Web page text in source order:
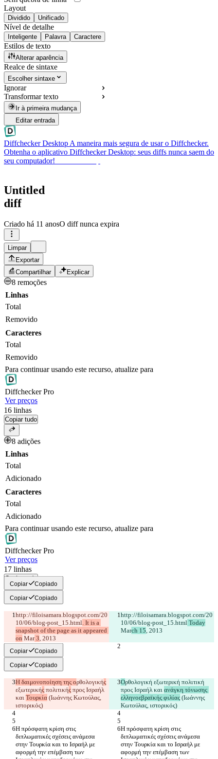
Layout
Dividido Unificado
Nível de detalhe
Inteligente Palavra Caractere
Estilos de texto
Alterar aparência
Realce de sintaxe
Escolher sintaxe
Ignorar
Transformar texto
Ir à primeira mudança
Editar entrada
Diffchecker DesktopA maneira mais segura de usar o Diffchecker.
Obtenha o aplicativo Diffchecker Desktop: seus diffs nunca saem do
seu computador!
Untitled
diff
Criado há 11 anosO diff nunca expira
Limpar
Exportar
Compartilhar
Explicar
8 remoções
Linhas
Total
Removido
Caracteres
Total
Removido
Para continuar usando este recurso, atualize para
DiffcheckerPro
Ver preços
16 linhas
Copiar tudo
8 adições
Linhas
Total
Adicionado
Caracteres
Total
Adicionado
Para continuar usando este recurso, atualize para
DiffcheckerPro
Ver preços
17 linhas
Copiar tudo
Copiar Copiado
Copiar Copiado
http://filoisamara.blogspot.com/20
10/06/blog-post_15.html. It is a
snapshot of the page as it appeared
on Mar 3
http://filoisamara.blogspot.com/20
10/06/blog-post_15.html Today
March 15
Copiar Copiado
Copiar Copiado
Η δαιμονοποίηση της ορθολογικής
εξωτερικής πολιτικής προς Ισραήλ
και Τουρκία (Ιωάννης Κωτούλας,
Ορθολογική εξωτερική πολιτική
προς Ισραήλ και ανάγκη τόνωσης
ελληνοεβραϊκής φιλίας (Ιωάννης
Η πρόσφατη κρίση στις
διπλωματικές σχέσεις ανάμεσα
στην Τουρκία και το Ισραήλ με
αφορμή την επέμβαση των
Η πρόσφατη κρίση στις
διπλωματικές σχέσεις ανάμεσα
στην Τουρκία και το Ισραήλ με
αφορμή την επέμβαση των